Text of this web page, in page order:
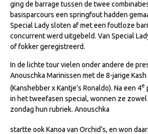
Sport
Wereldkampioenschap Jonge
Dutch Pony Championship
Evenementen
Arabian Horse Events
Arabissimo
ging de barrage tussen de twee
basisparcours een springfout hadden
Special Lady sloten af met een foutloze
concurrent werd uitgebeld. Van Special
of fokker geregistreerd.
In de lichte tour vielen onder andere de
Anouschka Marinissen met de 8-jarige Kash
(Kanshebber x Kantje’s Ronaldo). Na een 4e
in het tweefasen special, wonnen ze
zondag hun rubriek. Anouschka
startte ook Kanoa van Orchid’s, en won